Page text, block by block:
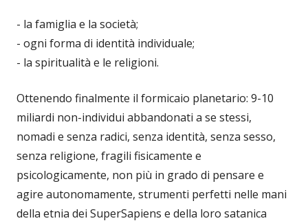
- la famiglia e la società;
- ogni forma di identità individuale;
- la spiritualità e le religioni.
Ottenendo finalmente il formicaio planetario: 9-10
miliardi non-individui abbandonati a se stessi,
nomadi e senza radici, senza identità, senza sesso,
senza religione, fragili fisicamente e
psicologicamente, non più in grado di pensare e
agire autonomamente, strumenti perfetti nelle mani
della etnia dei SuperSapiens e della loro satanica